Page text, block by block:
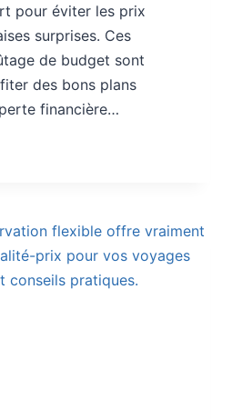
pour éviter les prix
surprises. Ces
de budget sont
des bons plans
financière…